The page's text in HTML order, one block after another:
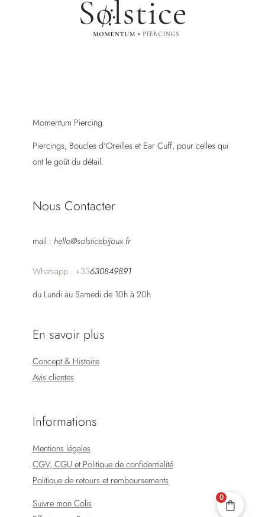
Momentum Piercing.
Piercings, Boucles d'Oreilles et Ear Cuff, pour celles qui
ont le goût du détail.
Nous Contacter
mail : hello@solsticebijoux.fr
Whatsapp : +33630849891
du Lundi au Samedi de 10h à 20h
En savoir plus
Concept & Histoire
Avis clientes
Informations
Mentions légales
CGV, CGU et Politique de confidentialité
Politique de retours et remboursements
Suivre mon Colis
0